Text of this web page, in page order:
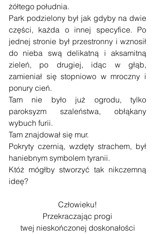
żółtego południa.
Park podzielony był jak gdyby na dwie
części, każda o innej specyfice. Po
jednej stronie był przestronny i wznosił
do nieba swą delikatną i aksamitną
zieleń, po drugiej, idąc w głąb,
zamieniał się stopniowo w mroczny i
ponury cień.
Tam nie było już ogrodu, tylko
paroksyzm szaleństwa, obłąkany
wybuch furii.
Tam znajdował się mur.
Pokryty czernią, wzdęty strachem, był
haniebnym symbolem tyranii.
Któż mógłby stworzyć tak nikczemną
ideę?
Człowieku!
Przekraczając progi
twej nieskończonej doskonałości